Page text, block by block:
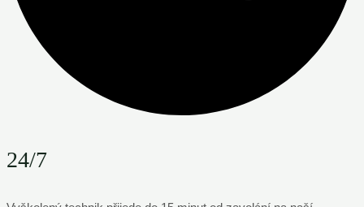
24/7